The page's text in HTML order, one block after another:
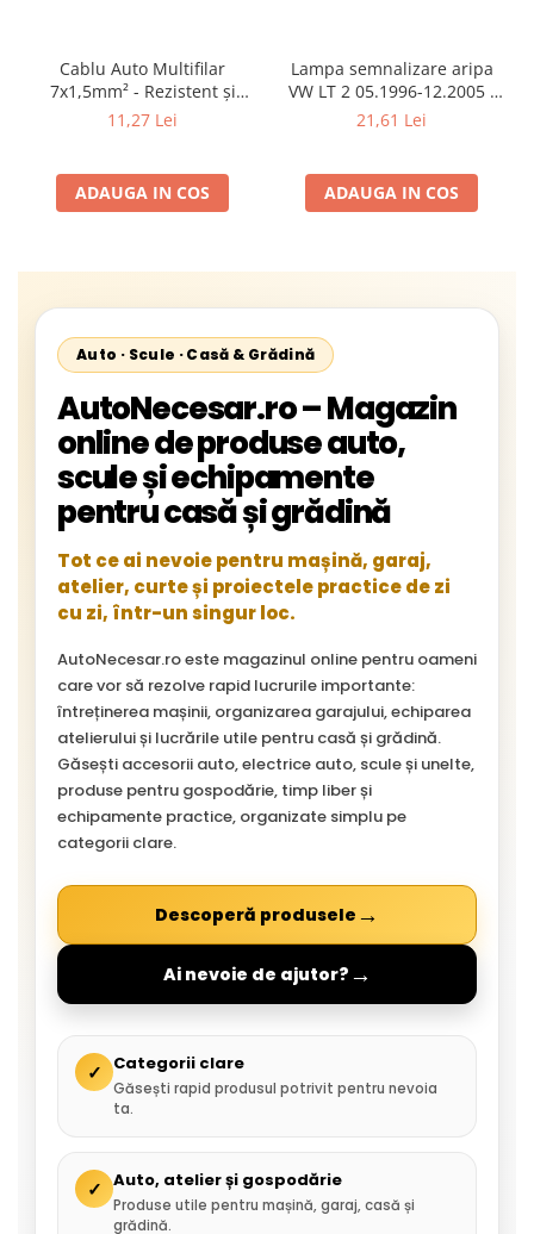
Cablu Auto Multifilar
7x1,5mm² - Rezistent și
Flexibil pentru Remorci 12V-
11,27 Lei
ADAUGA IN COS
Lampa semnalizare aripa
VW LT 2 05.1996-12.2005 ;
Mercedes Sprinter 1995-
Neoplan Euroliner,
Starliner,Centroliner,
21,61 Lei
ADAUGA IN COS
Auto · Scule · Casă & Grădină
AutoNecesar.ro – Magazin
online de produse auto,
scule și echipamente
pentru casă și grădină
Tot ce ai nevoie pentru mașină, garaj,
atelier, curte și proiectele practice de zi
cu zi, într-un singur loc.
AutoNecesar.ro este magazinul online pentru oameni
care vor să rezolve rapid lucrurile importante:
întreținerea mașinii, organizarea garajului, echiparea
atelierului și lucrările utile pentru casă și grădină.
Găsești accesorii auto, electrice auto, scule și unelte,
produse pentru gospodărie, timp liber și
echipamente practice, organizate simplu pe
categorii clare.
Descoperă produsele →
Ai nevoie de ajutor? →
✓ Categorii clare
Găsești rapid produsul potrivit pentru nevoia
ta.
✓ Auto, atelier și gospodărie
Produse utile pentru mașină, garaj, casă și
grădină.